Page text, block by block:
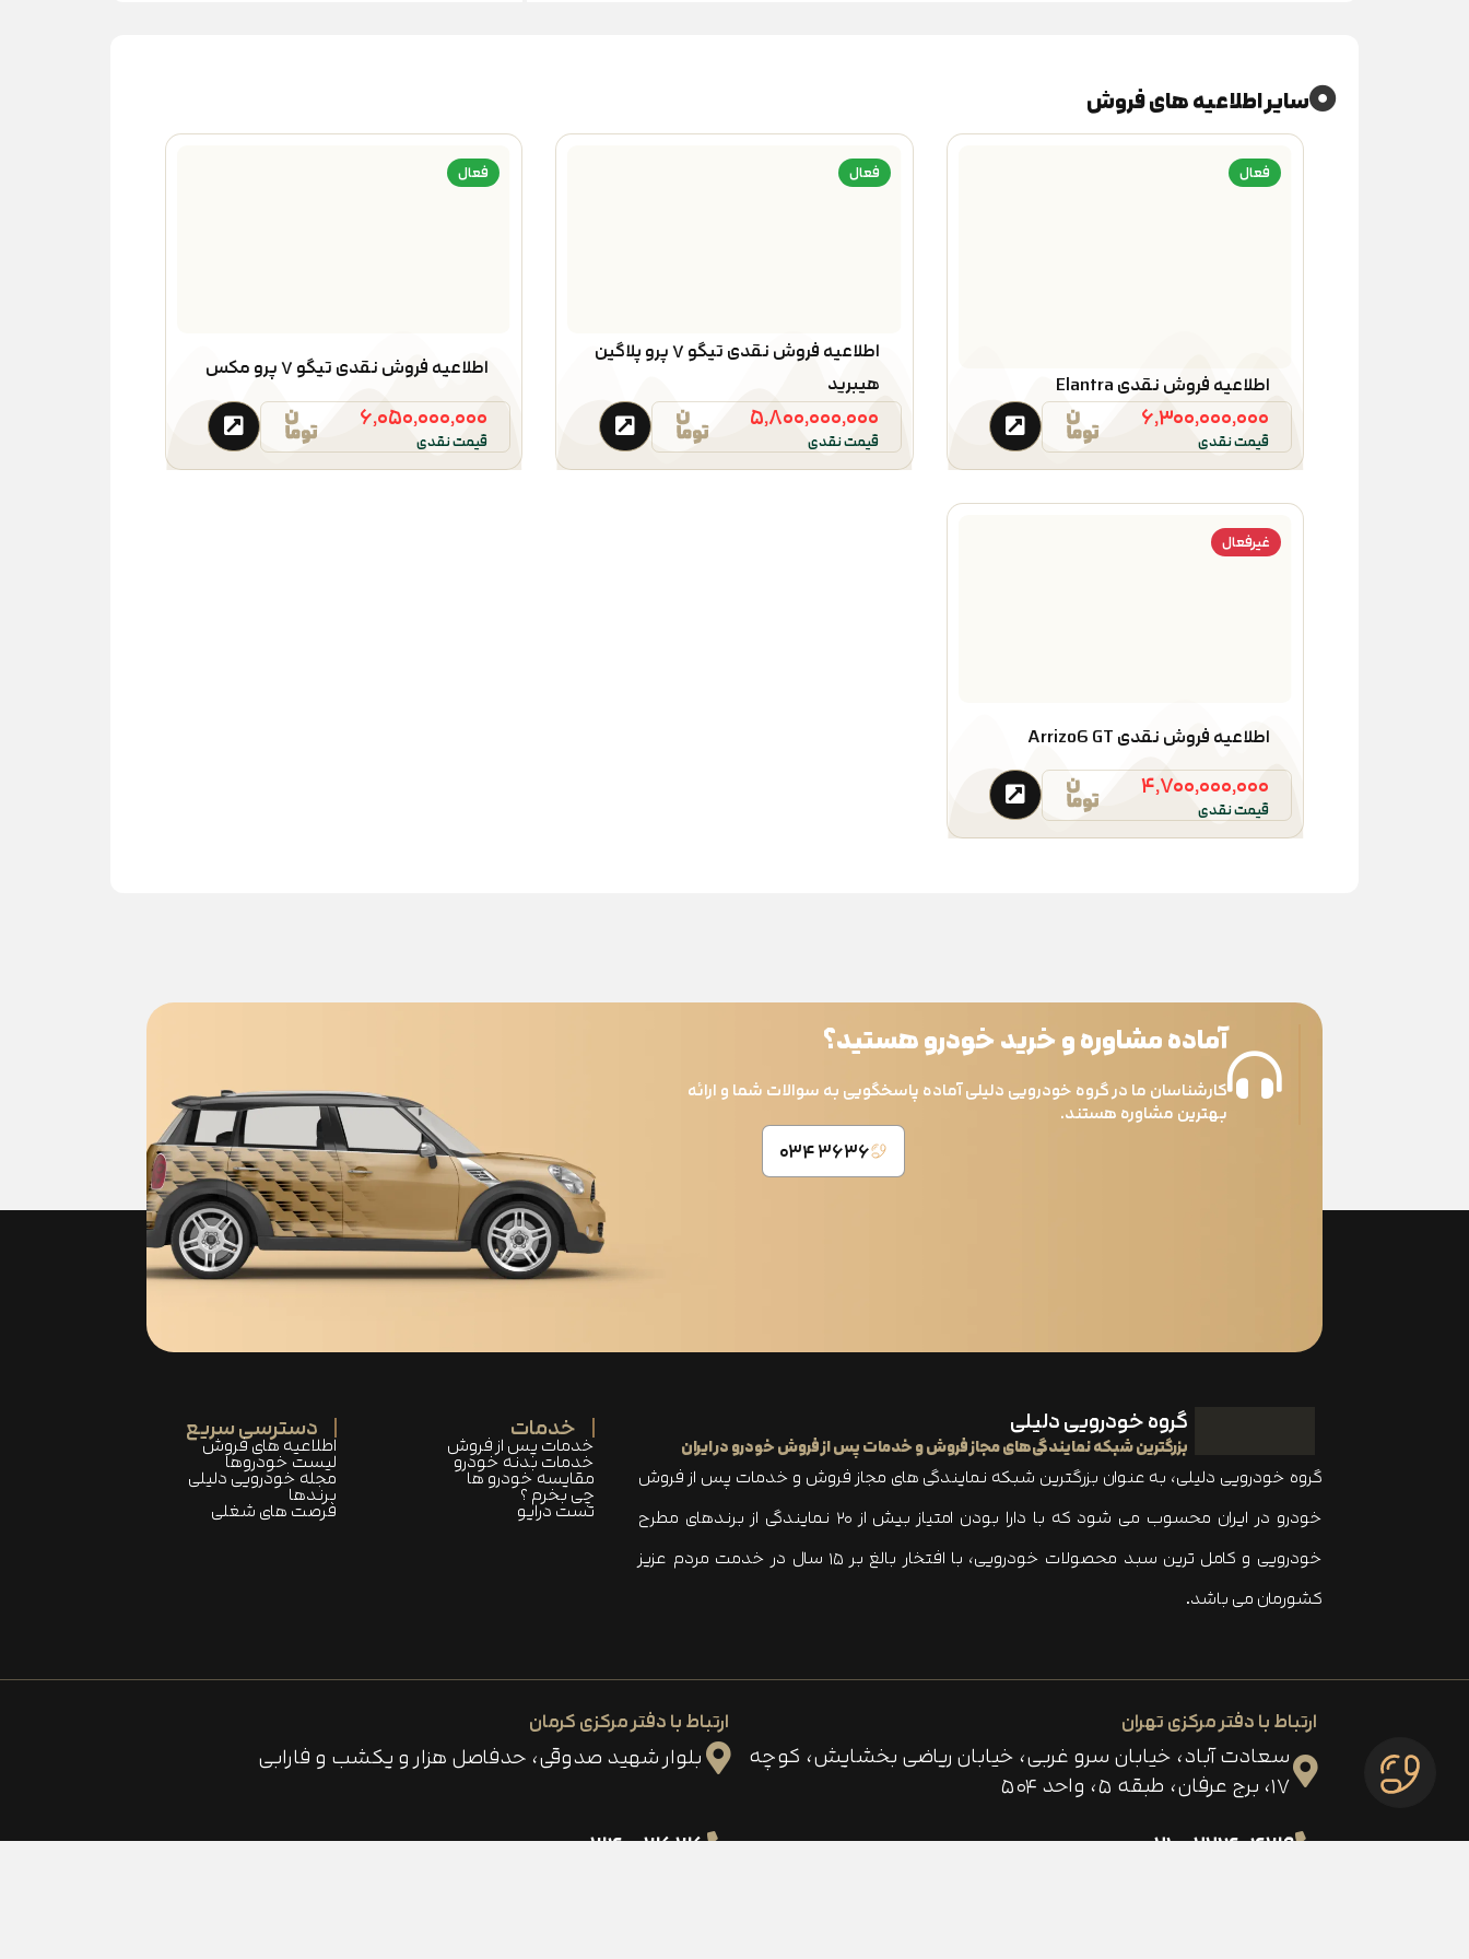
سایر اطلاعیه های فروش
فعال
اطلاعیه فروش نقدی Elantra
۶,۳۰۰,۰۰۰,۰۰۰
قیمت نقدی
فعال
اطلاعیه فروش نقدی تیگو ۷ پرو پلاگین
هیبرید
۵,۸۰۰,۰۰۰,۰۰۰
قیمت نقدی
فعال
اطلاعیه فروش نقدی تیگو ۷ پرو مکس
۶,۰۵۰,۰۰۰,۰۰۰
قیمت نقدی
غیرفعال
اطلاعیه فروش نقدی Arrizo6 GT
۴,۷۰۰,۰۰۰,۰۰۰
قیمت نقدی
آماده مشاوره و خرید خودرو هستید؟
کارشناسان ما در گروه خودرویی دلیلی آماده پاسخگویی به سوالات شما و ارائه
بهترین مشاوره هستند.
۳۶۳۶ ۰۳۴
گروه خودرویی دلیلی
بزرگترین شبکه نمایندگی‌های مجاز فروش و خدمات پس‌ از فروش خودرو در ایران
گروه خودرویی دلیلی، به عنوان بزرگترین شبکه نمایندگی های مجاز فروش و خدمات پس از فروش
خودرو در ایران محسوب می شود که با دارا بودن امتیاز بیش از ۲۰ نمایندگی از برندهای مطرح
خودرویی و کامل ترین سبد محصولات خودرویی، با افتخار بالغ بر ۱۵ سال در خدمت مردم عزیز
کشورمان می باشد.
خدمات
خدمات پس از فروش
خدمات بدنه خودرو
مقایسه خودرو ها
چی بخرم ؟
تست درایو
دسترسی سریع
اطلاعیه های فروش
لیست خودروها
مجله خودرویی دلیلی
برندها
فرصت های شغلی
ارتباط با دفتر مرکزی تهران
سعادت آباد، خیابان سرو غربی، خیابان ریاضی بخشایش، کوچه
۱۷، برج عرفان، طبقه ۵، واحد ۵۰۴
۲۲۱۴۰۴۳۹ - ۰۲۱
ارتباط با دفتر مرکزی کرمان
بلوار شهید صدوقی، حدفاصل هزار و یکشب و فارابی
۳۶۳۶ - ۰۳۴